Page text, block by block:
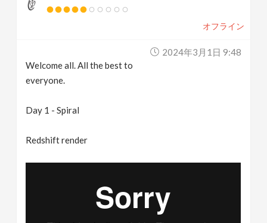
オフライン
2024年3月1日 9:48
Welcome all. All the best to
everyone.
Day 1 - Spiral
Redshift render